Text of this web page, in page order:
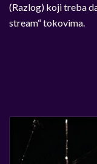
(Razlog) koji treba
stream“ tokovima.